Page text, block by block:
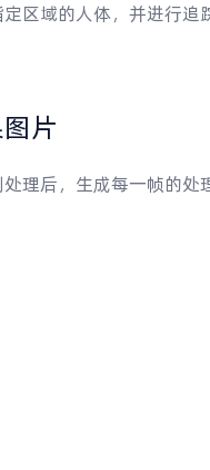
区域的人体，并进行追
片
理后，生成每一帧的处